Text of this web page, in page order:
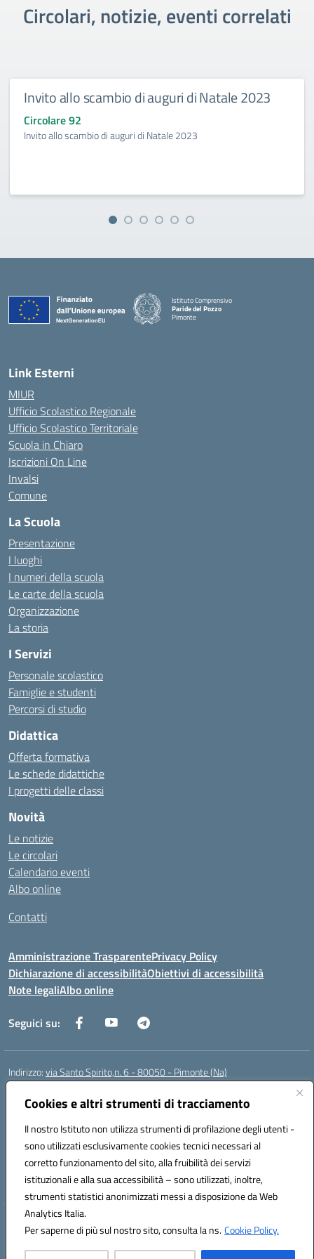
Cookies e altri strumenti di tracciamento
Il nostro Istituto non utilizza strumenti di profilazione degli utenti -
sono utilizzati esclusivamente cookies tecnici necessari al
corretto funzionamento del sito, alla fruibilità dei servizi
istituzionali e alla sua accessibilità – sono utilizzati, inoltre,
strumenti statistici anonimizzati messi a disposizione da Web
Analytics Italia.
Per saperne di più sul nostro sito, consulta la ns.Cookie Policy.
Circolari, notizie, eventi correlati
Invito allo scambio di auguri di Natale 2023
Circolare 92
Invito allo scambio di auguri di Natale 2023
Istituto Comprensivo
Paride del Pozzo
Pimonte
Link Esterni
MIUR
Ufficio Scolastico Regionale
Ufficio Scolastico Territoriale
Scuola in Chiaro
Iscrizioni On Line
Invalsi
Comune
La Scuola
Presentazione
I luoghi
I numeri della scuola
Le carte della scuola
Organizzazione
La storia
I Servizi
Personale scolastico
Famiglie e studenti
Percorsi di studio
Didattica
Offerta formativa
Le schede didattiche
I progetti delle classi
Novità
Le notizie
Le circolari
Calendario eventi
Albo online
Contatti
Amministrazione TrasparentePrivacy Policy
Dichiarazione di accessibilitàObiettivi di accessibilità
Note legaliAlbo online
Seguici su:
Indirizzo:via Santo Spirito,n. 6 - 80050 - Pimonte (Na)
Centralino:
Posta elettronica certificata (PEC):naic86400x@pec.istruzione.it
Codice fiscale: 82008870634
Codice meccanografico:NAIC86400X
Codice Indice delle Pubbliche Amministrazioni (IPA): ISTSC_NAIC86400X
Codice unico di fatturazione (CUF): UF5NKX
Hosting & Powered by 3D Solution S.r.l.
Concept & Design by Designers Italia